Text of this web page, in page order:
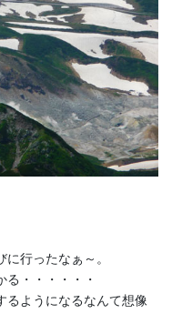
行ったなぁ～。
・・・・・・
るようになるなんて想像